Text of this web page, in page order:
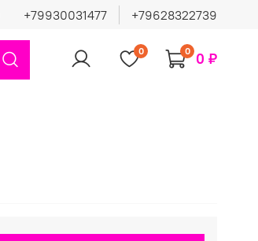
+79930031477 +79628322739
0 0 0 ₽